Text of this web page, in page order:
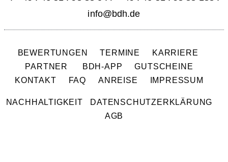
info@bdh.de
BEWERTUNGEN TERMINE
KARRIERE
PARTNER
BDH-APP
GUTSCHEINE
KONTAKT
FAQ ANREISE IMPRESSUM
NACHHALTIGKEIT
DATENSCHUTZERKLÄRUNG
AGB